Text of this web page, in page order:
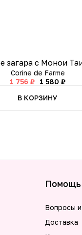
загара с Монои
Corine de Farme
1 756 ₽
1 580 ₽
В КОРЗИНУ
Помощь
Вопросы
Доставка